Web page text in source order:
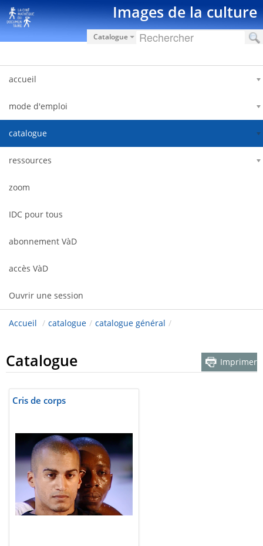
Saut au contenu Images de la culture
Catalogue
accueil
mode d'emploi
catalogue
ressources
zoom
IDC pour tous
abonnement VàD
accès VàD
Ouvrir une session
Accueil / catalogue / catalogue général /
Catalogue Imprimer
Cris de corps